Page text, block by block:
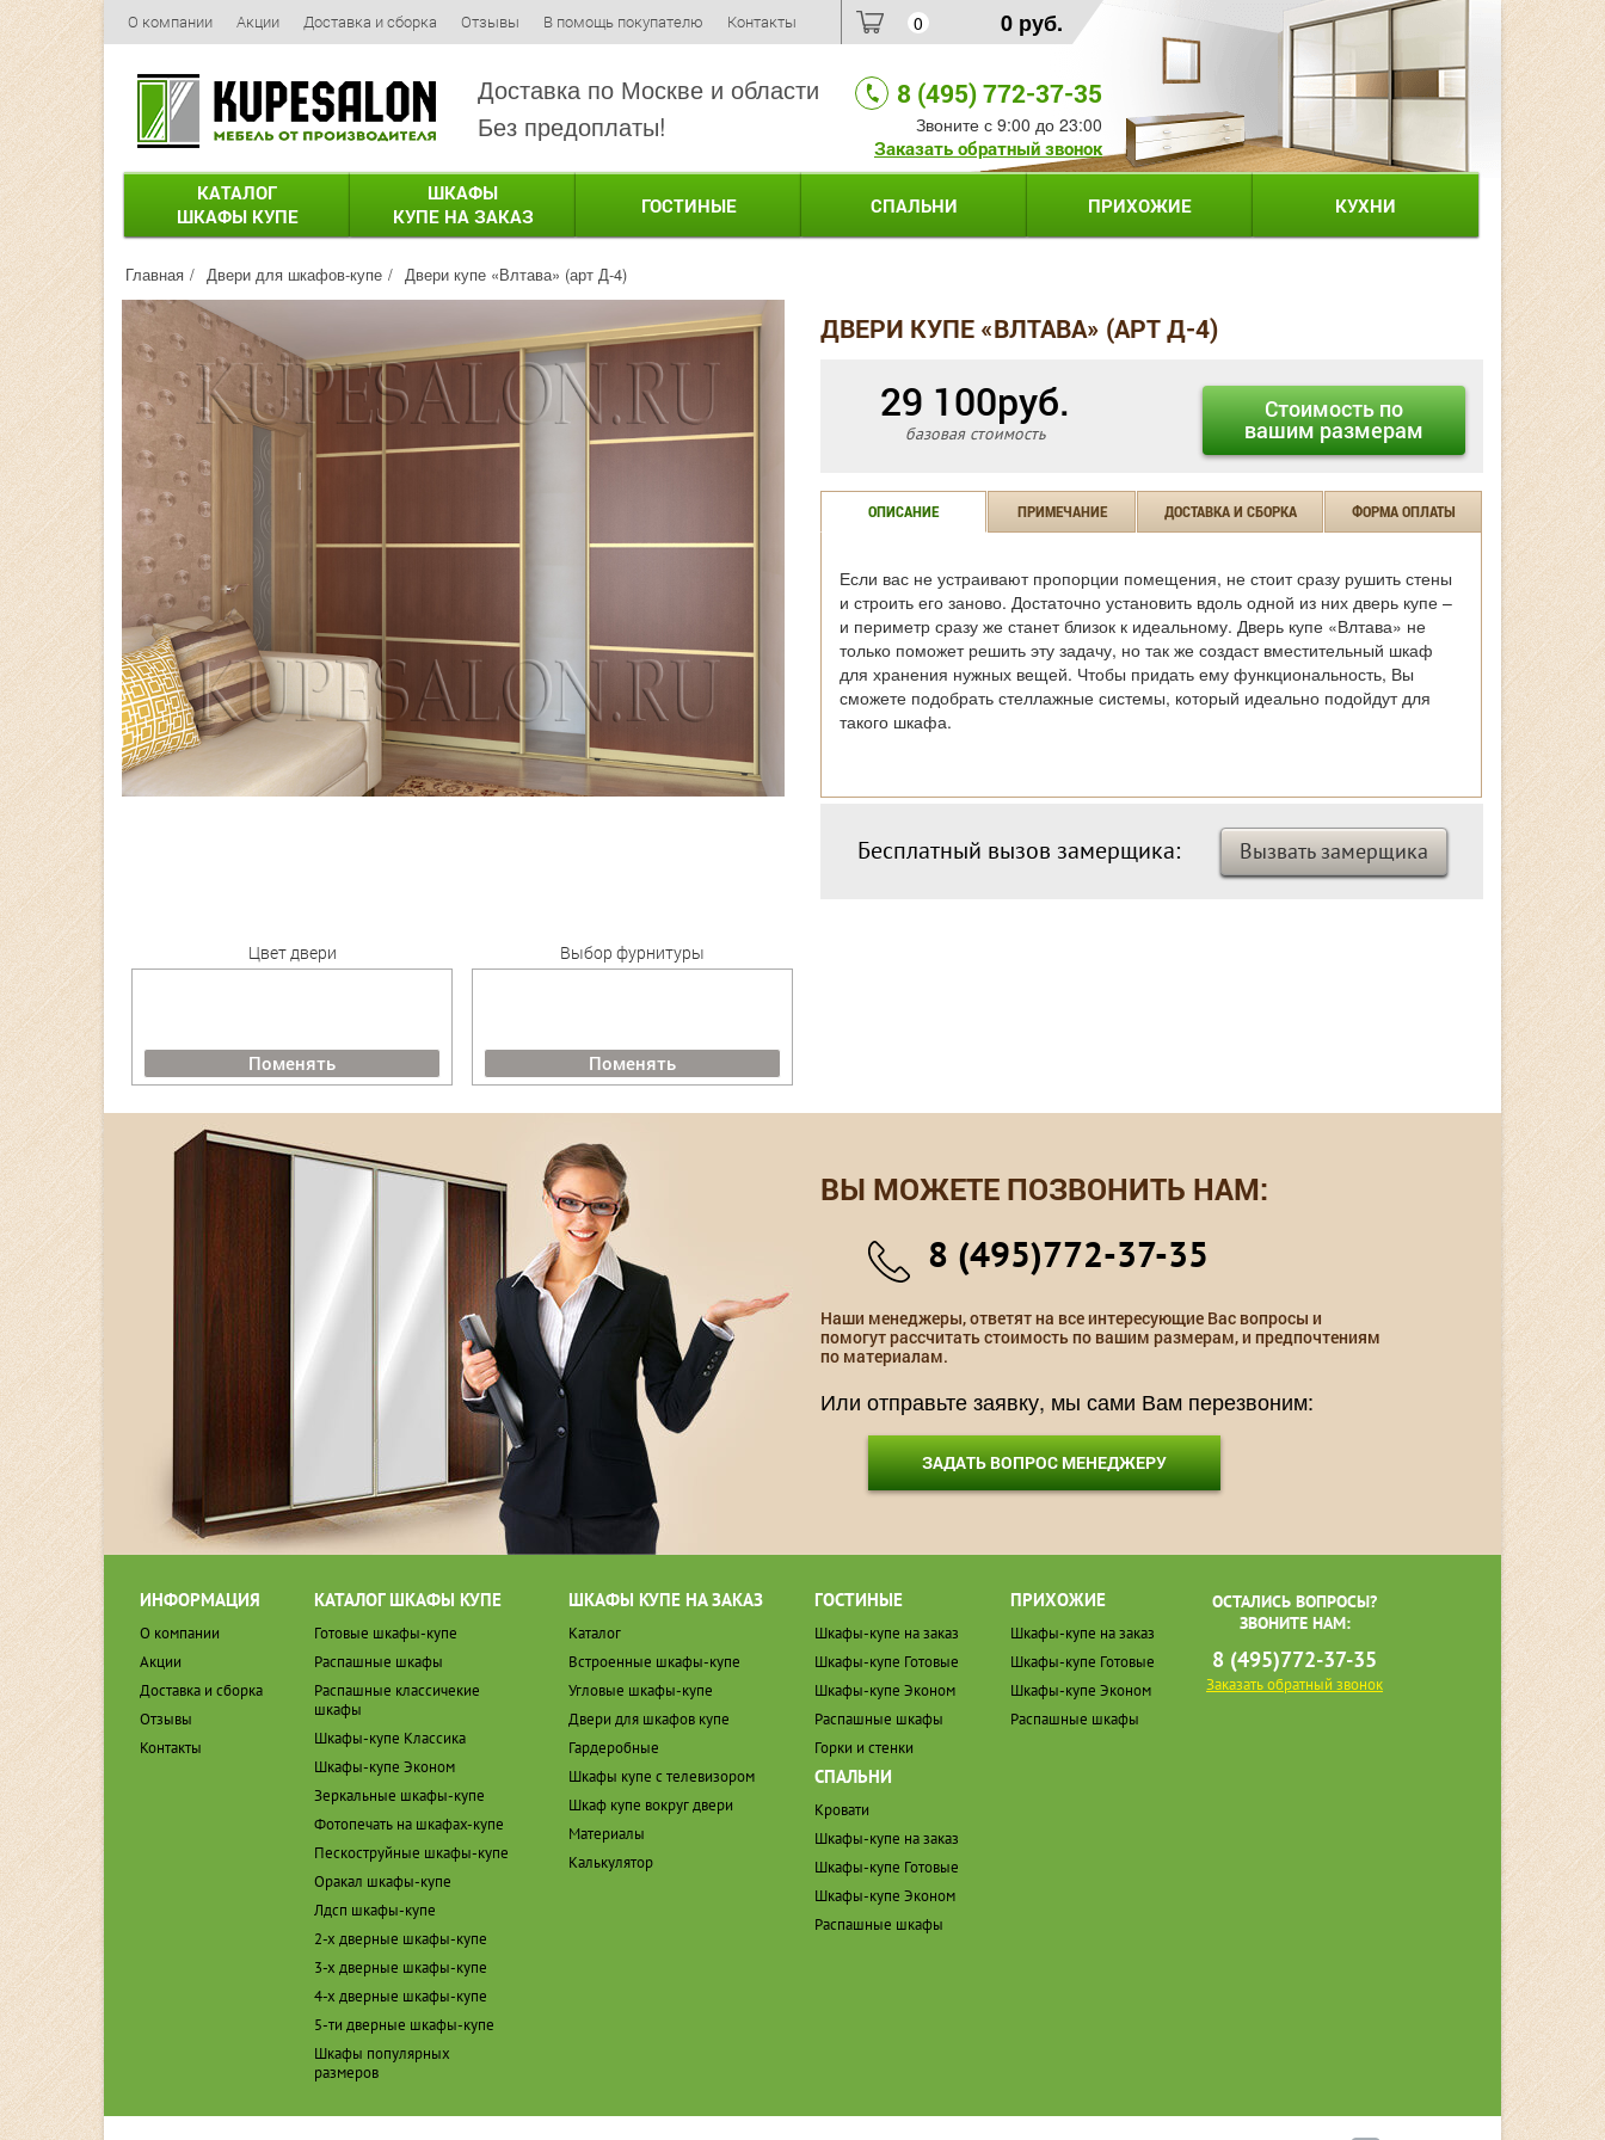
О компании Акции Доставка и сборка Отзывы В помощь покупателю Контакты 0 0 руб.
Доставка по Москве и области
Без предоплаты!
8 (495) 772-37-35
Звоните с 9:00 до 23:00
Заказать обратный звонок
КАТАЛОГ
ШКАФЫ КУПЕ
ШКАФЫ
КУПЕ НА ЗАКАЗ
ГОСТИНЫЕ СПАЛЬНИ ПРИХОЖИЕ КУХНИ
Главная Двери для шкафов-купе Двери купе «Влтава» (арт Д-4)
ДВЕРИ КУПЕ «ВЛТАВА» (АРТ Д-4)
29 100руб.
базовая стоимость
Стоимость по
вашим размерам
ОПИСАНИЕ ПРИМЕЧАНИЕ ДОСТАВКА И СБОРКА ФОРМА ОПЛАТЫ
Если вас не устраивают пропорции помещения, не стоит сразу рушить стены
и строить его заново. Достаточно установить вдоль одной из них дверь купе –
и периметр сразу же станет близок к идеальному. Дверь купе «Влтава» не
только поможет решить эту задачу, но так же создаст вместительный шкаф
для хранения нужных вещей. Чтобы придать ему функциональность, Вы
сможете подобрать стеллажные системы, который идеально подойдут для
такого шкафа.
Бесплатный вызов замерщика: Вызвать замерщика
Цвет двери
Поменять
Выбор фурнитуры
Поменять
ВЫ МОЖЕТЕ ПОЗВОНИТЬ НАМ:
8 (495)772-37-35
Наши менеджеры, ответят на все интересующие Вас вопросы и
помогут рассчитать стоимость по вашим размерам, и предпочтениям
по материалам.
Или отправьте заявку, мы сами Вам перезвоним:
ЗАДАТЬ ВОПРОС МЕНЕДЖЕРУ
ИНФОРМАЦИЯ
О компании
Акции
Доставка и сборка
Отзывы
Контакты
КАТАЛОГ ШКАФЫ КУПЕ
Готовые шкафы-купе
Распашные шкафы
Распашные классичекие
шкафы
Шкафы-купе Классика
Шкафы-купе Эконом
Зеркальные шкафы-купе
Фотопечать на шкафах-купе
Пескоструйные шкафы-купе
Оракал шкафы-купе
Лдсп шкафы-купе
2-х дверные шкафы-купе
3-х дверные шкафы-купе
4-х дверные шкафы-купе
5-ти дверные шкафы-купе
Шкафы популярных
размеров
ШКАФЫ КУПЕ НА ЗАКАЗ
Каталог
Встроенные шкафы-купе
Угловые шкафы-купе
Двери для шкафов купе
Гардеробные
Шкафы купе с телевизором
Шкаф купе вокруг двери
Материалы
Калькулятор
ГОСТИНЫЕ
Шкафы-купе на заказ
Шкафы-купе Готовые
Шкафы-купе Эконом
Распашные шкафы
Горки и стенки
СПАЛЬНИ
Кровати
Шкафы-купе на заказ
Шкафы-купе Готовые
Шкафы-купе Эконом
Распашные шкафы
ПРИХОЖИЕ
Шкафы-купе на заказ
Шкафы-купе Готовые
Шкафы-купе Эконом
Распашные шкафы
ОСТАЛИСЬ ВОПРОСЫ?
ЗВОНИТЕ НАМ:
8 (495)772-37-35
Заказать обратный звонок